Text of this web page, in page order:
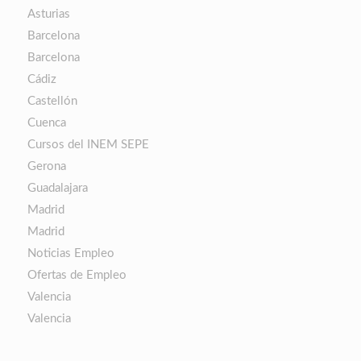
Asturias
Barcelona
Barcelona
Cádiz
Castellón
Cuenca
Cursos del INEM SEPE
Gerona
Guadalajara
Madrid
Madrid
Noticias Empleo
Ofertas de Empleo
Valencia
Valencia